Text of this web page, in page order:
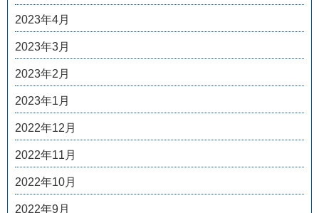
2023年4月
2023年3月
2023年2月
2023年1月
2022年12月
2022年11月
2022年10月
2022年9月